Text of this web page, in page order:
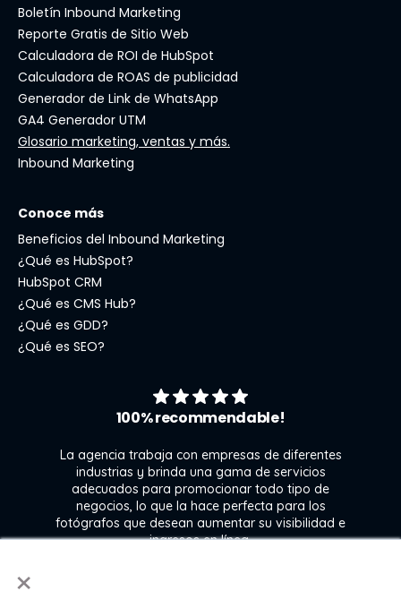
×
Boletín Inbound Marketing
Reporte Gratis de Sitio Web
Calculadora de ROI de HubSpot
Calculadora de ROAS de publicidad
Generador de Link de WhatsApp
GA4 Generador UTM
Glosario marketing, ventas y más.
Inbound Marketing
Conoce más
Beneficios del Inbound Marketing
¿Qué es HubSpot?
HubSpot CRM
¿Qué es CMS Hub?
¿Qué es GDD?
¿Qué es SEO?
100% recommendable!
La agencia trabaja con empresas de diferentes
industrias y brinda una gama de servicios
adecuados para promocionar todo tipo de
negocios, lo que la hace perfecta para los
fotógrafos que desean aumentar su visibilidad e
ingresos en línea.